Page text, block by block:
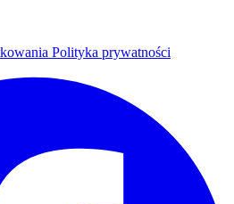
Polityka prywatności